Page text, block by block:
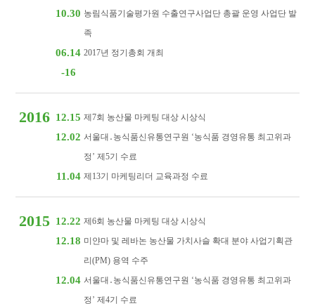
10.30 농림식품기술평가원 수출연구사업단 총괄 운영 사업단 발
족
06.14
-16
2017년 정기총회 개최
2016 12.15 제7회 농산물 마케팅 대상 시상식
12.02 서울대․농식품신유통연구원 ‘농식품 경영유통 최고위과
정’ 제5기 수료
11.04 제13기 마케팅리더 교육과정 수료
2015 12.22 제6회 농산물 마케팅 대상 시상식
12.18 미얀마 및 레바논 농산물 가치사슬 확대 분야 사업기획관
리(PM) 용역 수주
12.04 서울대․농식품신유통연구원 ‘농식품 경영유통 최고위과
정’ 제4기 수료